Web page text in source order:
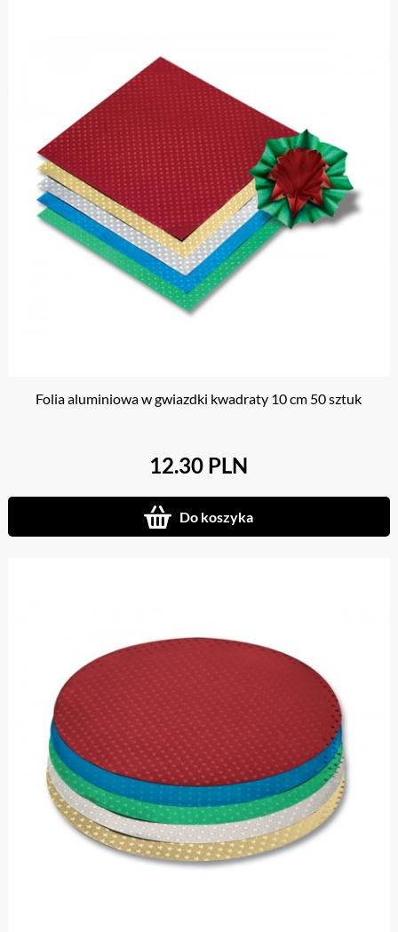
Folia aluminiowa w gwiazdki kwadraty 10 cm 50 sztuk
12.30 PLN
Do koszyka